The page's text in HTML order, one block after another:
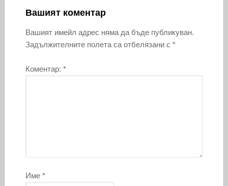
Вашият коментар
Вашият имейл адрес няма да бъде публикуван.
Задължителните полета са отбелязани с *
Коментар: *
Име *